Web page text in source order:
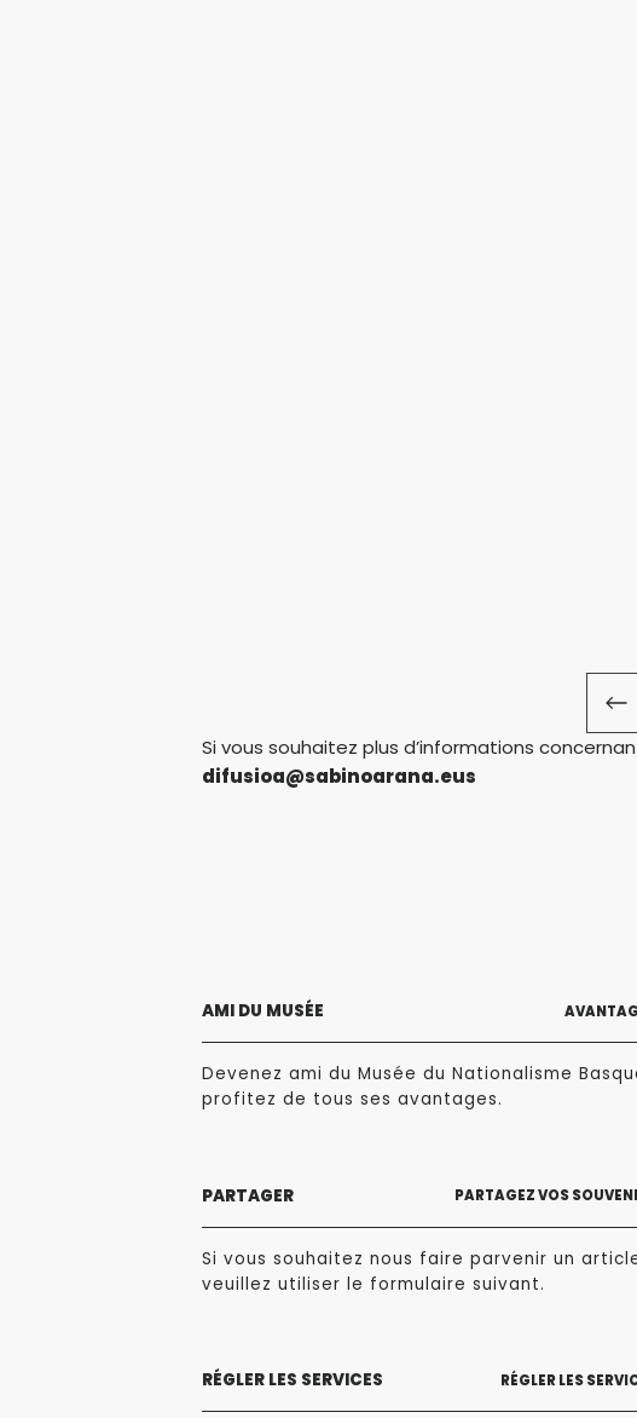
Si vous souhaitez plus d’informations
difusioa@sabinoarana.eus
AMI DU MUSÉE
Devenez ami du Musée du Nationalisme
profitez de tous ses avantages.
PARTAGER PARTAGEZ VOS
Si vous souhaitez nous faire parvenir un
veuillez utiliser le formulaire suivant.
RÉGLER LES SERVICES RÉGLER LES